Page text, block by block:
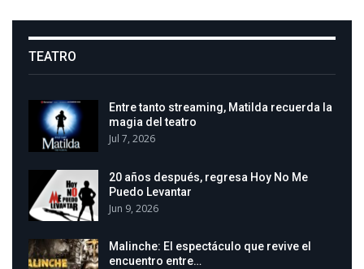
TEATRO
Entre tanto streaming, Matilda recuerda la
magia del teatro
Jul 7, 2026
20 años después, regresa Hoy No Me
Puedo Levantar
Jun 9, 2026
Malinche: El espectáculo que revive el
encuentro entre…